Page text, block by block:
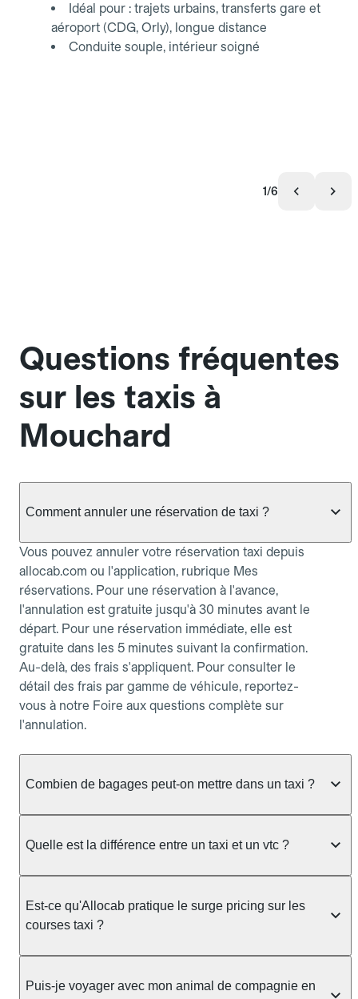
Idéal pour : trajets urbains, transferts gare et
aéroport (CDG, Orly), longue distance
Conduite souple, intérieur soigné
1/6
Questions fréquentes
sur les taxis à
Mouchard
Comment annuler une réservation de taxi ?
Vous pouvez annuler votre réservation taxi depuis
allocab.com ou l'application, rubrique Mes
réservations. Pour une réservation à l'avance,
l'annulation est gratuite jusqu'à 30 minutes avant le
départ. Pour une réservation immédiate, elle est
gratuite dans les 5 minutes suivant la confirmation.
Au-delà, des frais s'appliquent. Pour consulter le
détail des frais par gamme de véhicule, reportez-
vous à notre Foire aux questions complète sur
l'annulation.
Combien de bagages peut-on mettre dans un taxi ?
taxi berline accueille en général jusqu'à 3 bagages
ou nombreux, précisez-le dans le champ "Message
au chauffeur" lors de la réservation. Le prix n'est
pas impacté par le nombre de bagages.
Quelle est la différence entre un taxi et un vtc ?
prendre en charge directement dans la rue, à une
station ou sur réservation, avec un tarif au
réservation et propose un prix fixe annoncé à
l'avance. Chez Allocab, réservez facilement votre
Est-ce qu'Allocab pratique le surge pricing sur les
courses taxi ?
réglementation préfectorale et suit un barème
Puis-je voyager avec mon animal de compagnie en